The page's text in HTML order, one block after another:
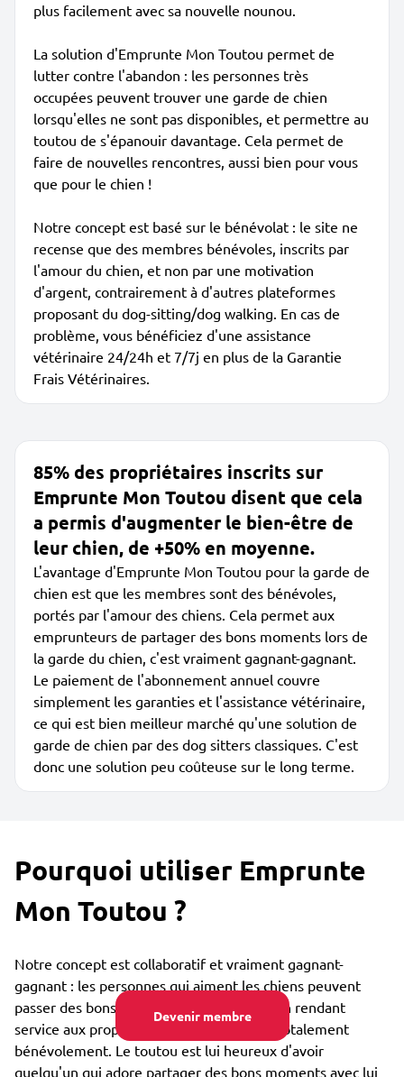
Devenir membre
plus facilement avec sa nouvelle nounou.
La solution d'Emprunte Mon Toutou permet de
lutter contre l'abandon : les personnes très
occupées peuvent trouver une garde de chien
lorsqu'elles ne sont pas disponibles, et permettre au
toutou de s'épanouir davantage. Cela permet de
faire de nouvelles rencontres, aussi bien pour vous
que pour le chien !
Notre concept est basé sur le bénévolat : le site ne
recense que des membres bénévoles, inscrits par
l'amour du chien, et non par une motivation
d'argent, contrairement à d'autres plateformes
proposant du dog-sitting/dog walking. En cas de
problème, vous bénéficiez d'une assistance
vétérinaire 24/24h et 7/7j en plus de la Garantie
Frais Vétérinaires.
85% des propriétaires inscrits sur
Emprunte Mon Toutou disent que cela
a permis d'augmenter le bien-être de
leur chien, de +50% en moyenne.
L'avantage d'Emprunte Mon Toutou pour la garde de
chien est que les membres sont des bénévoles,
portés par l'amour des chiens. Cela permet aux
emprunteurs de partager des bons moments lors de
la garde du chien, c'est vraiment gagnant-gagnant.
Le paiement de l'abonnement annuel couvre
simplement les garanties et l'assistance vétérinaire,
ce qui est bien meilleur marché qu'une solution de
garde de chien par des dog sitters classiques. C'est
donc une solution peu coûteuse sur le long terme.
Pourquoi utiliser Emprunte
Mon Toutou ?
Notre concept est collaboratif et vraiment gagnant-
gagnant : les personnes qui aiment les chiens peuvent
passer des bons moments avec eux tout en rendant
service aux propriétaires de ces toutous, totalement
bénévolement. Le toutou est lui heureux d'avoir
quelqu'un qui adore partager des bons moments avec lui